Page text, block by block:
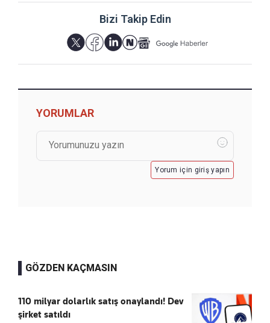
Bizi Takip Edin
YORUMLAR
Yorum için giriş yapın
GÖZDEN KAÇMASIN
110 milyar dolarlık satış onaylandı! Dev
şirket satıldı